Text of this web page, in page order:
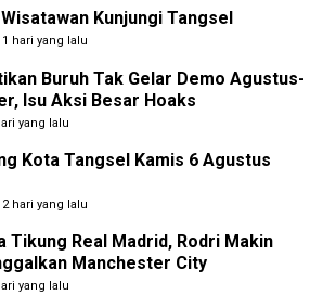
Kunjungi Tangsel
1 hari yang lalu
Buruh Tak Gelar Demo Agustus-
Isu Aksi Besar Hoaks
yang lalu
Kota Tangsel Kamis 6 Agustus
hari yang lalu
Tikung Real Madrid, Rodri Makin
Manchester City
yang lalu